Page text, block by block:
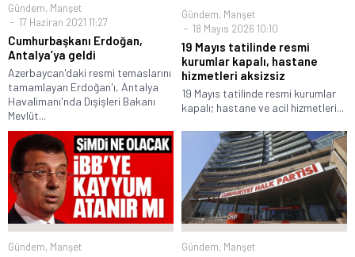
Gündem, Manşet
17 Haziran 2021 11:27
Cumhurbaşkanı Erdoğan,
Antalya’ya geldi
Azerbaycan'daki resmi temaslarını
tamamlayan Erdoğan'ı, Antalya
Havalimanı'nda Dışişleri Bakanı
Mevlüt...
Gündem, Manşet
18 Mayıs 2026 10:10
19 Mayıs tatilinde resmi
kurumlar kapalı, hastane
hizmetleri aksizsiz
19 Mayıs tatilinde resmi kurumlar
kapalı; hastane ve acil hizmetleri...
Gündem, Manşet
Gündem, Manşet